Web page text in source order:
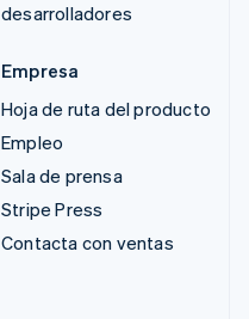
desarrolladores
Empresa
Hoja de ruta del producto
Empleo
Sala de prensa
Stripe Press
Contacta con ventas